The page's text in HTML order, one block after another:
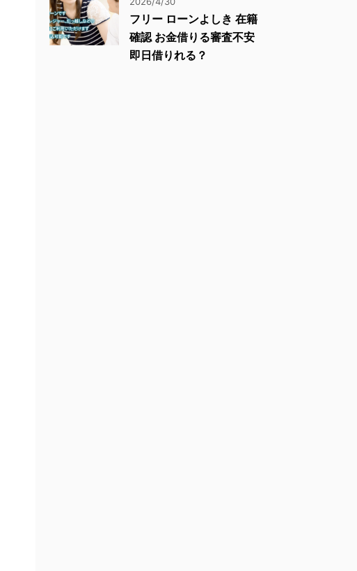
フリー ローンよしき 在籍
確認 お金借りる審査不安
即日借りれる？